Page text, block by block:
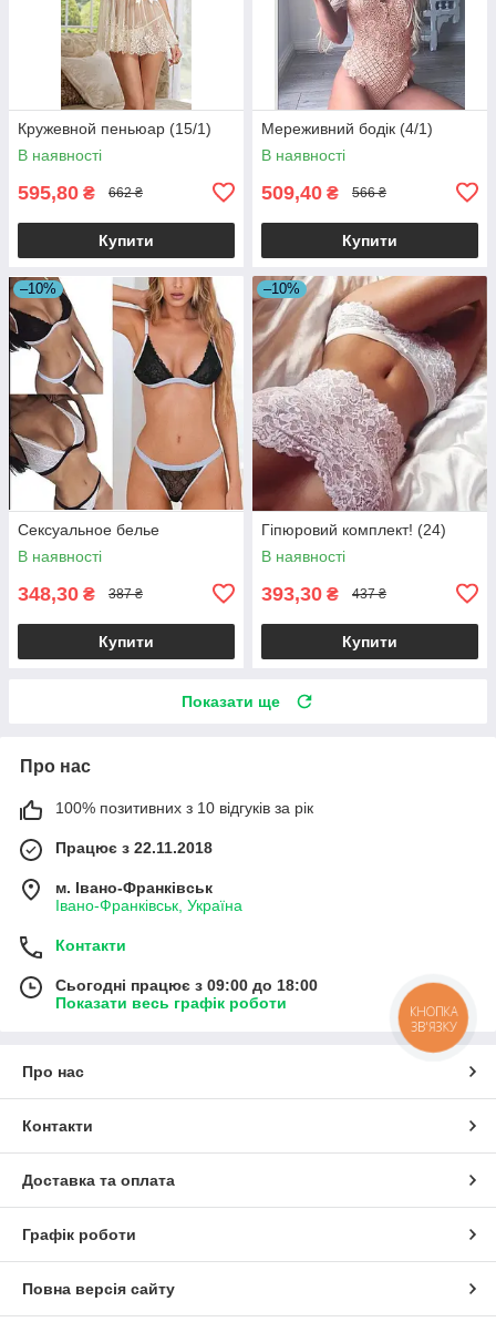
Кружевной пеньюар (15/1)
В наявності
595,80 ₴ 662 ₴
Купити
Мереживний бодік (4/1)
В наявності
509,40 ₴ 566 ₴
Купити
–10%
Сексуальное белье
В наявності
348,30 ₴ 387 ₴
Купити
–10%
Гіпюровий комплект! (24)
В наявності
393,30 ₴ 437 ₴
Купити
Показати ще
Про нас
100% позитивних з 10 відгуків за рік
Працює з 22.11.2018
м. Івано-Франківськ
Івано-Франківськ, Україна
Контакти
Сьогодні працює з 09:00 до 18:00
Показати весь графік роботи
Про нас
Контакти
Доставка та оплата
Графік роботи
Повна версія сайту
КНОПКА
ЗВ'ЯЗКУ